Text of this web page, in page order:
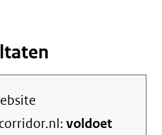
voldoet